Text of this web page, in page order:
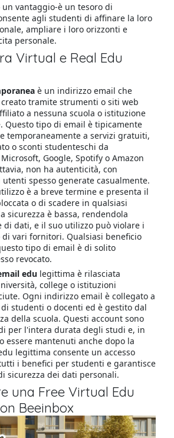
un vantaggio-è un tesoro di
agli studenti di affinare la loro
ampliare i loro orizzonti e
personale.
Virtual e Real Edu
è un indirizzo email che
tramite strumenti o siti web
a nessuna scuola o istituzione
Questo tipo di email è tipicamente
temporaneamente a servizi gratuiti,
o sconti studenteschi da
Google, Spotify o Amazon
non ha autenticità, con
spesso generate casualmente.
è a breve termine e presenta il
o di scadere in qualsiasi
sicurezza è bassa, rendendola
di dati, e il suo utilizzo può violare i
vari fornitori. Qualsiasi beneficio
tipo di email è di solito
revocato.
edulegittima è rilasciata
college o istituzioni
Ogni indirizzo email è collegato a
studenti o docenti ed è gestito dal
della scuola. Questi account sono
per l'intera durata degli studi e, in
essere mantenuti anche dopo la
legittima consente un accesso
i benefici per studenti e garantisce
sicurezza dei dati personali.
una Free Virtual Edu
Beeinbox